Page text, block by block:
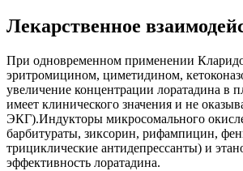
Лекарственное
При одновременном применении
эритромицином, циметидином,
увеличение концентрации лоратадина в
имеет клинического значения и не
ЭКГ).Индукторы микросомального
барбитураты, зиксорин, рифампицин,
трициклические антидепрессанты) и
эффективность лоратадина.